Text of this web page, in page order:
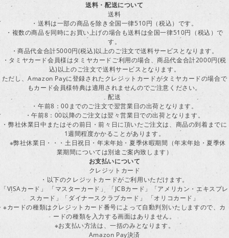
送料・配送について
送料
・送料は一部の商品を除き全国一律510円（税込）です。
・複数の商品を同時にお買い上げの場合も送料は全国一律510円（税込）で
す。
・商品代金合計5000円(税込)以上のご注文で送料サービスとなります。
・タミヤカード会員様はタミヤカードご利用の場合、商品代金合計2000円(税
込)以上のご注文で送料サービスとなります。
ただし、Amazon Payに登録されたクレジットカードがタミヤカードの場合で
もカード会員様特典は適用されませんのでご注意ください。
配送
・午前8：00までのご注文で翌営業日の出荷となります。
・午前8：00以降のご注文は翌々営業日での出荷となります。
・弊社休業日中またはその前日・前々日に頂いたご注文は、商品の到着までに
1週間程度かかることがあります。
※弊社休業日・・・土日祝日・年末年始・夏季休暇期間（年末年始・夏季休
業期間については別途ご案内致します）
お支払いについて
クレジットカード
・以下のクレジットカードがご利用いただけます。
「VISAカード」 「マスターカード」 「JCBカード」「アメリカン・エキスプレ
スカード」「ダイナースクラブカード」 「オリコカード」
※カードの種類はクレジットカード番号によって自動判別いたしますので、カ
ードの種類を入力する画面はありません。
※お支払い方法は、一括のみとなります。
Amazon Pay決済